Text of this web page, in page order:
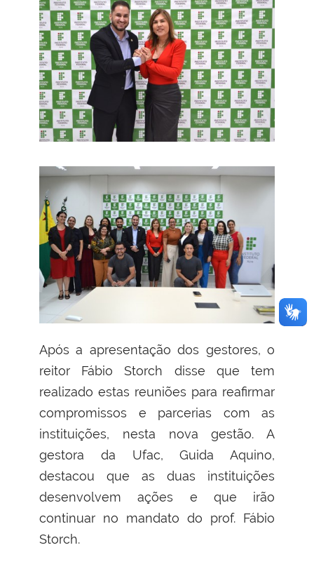
Após a apresentação dos gestores, o
reitor Fábio Storch disse que tem
realizado estas reuniões para reafirmar
compromissos e parcerias com as
instituições, nesta nova gestão. A
gestora da Ufac, Guida Aquino,
destacou que as duas instituições
desenvolvem ações e que irão
continuar no mandato do prof. Fábio
Storch.